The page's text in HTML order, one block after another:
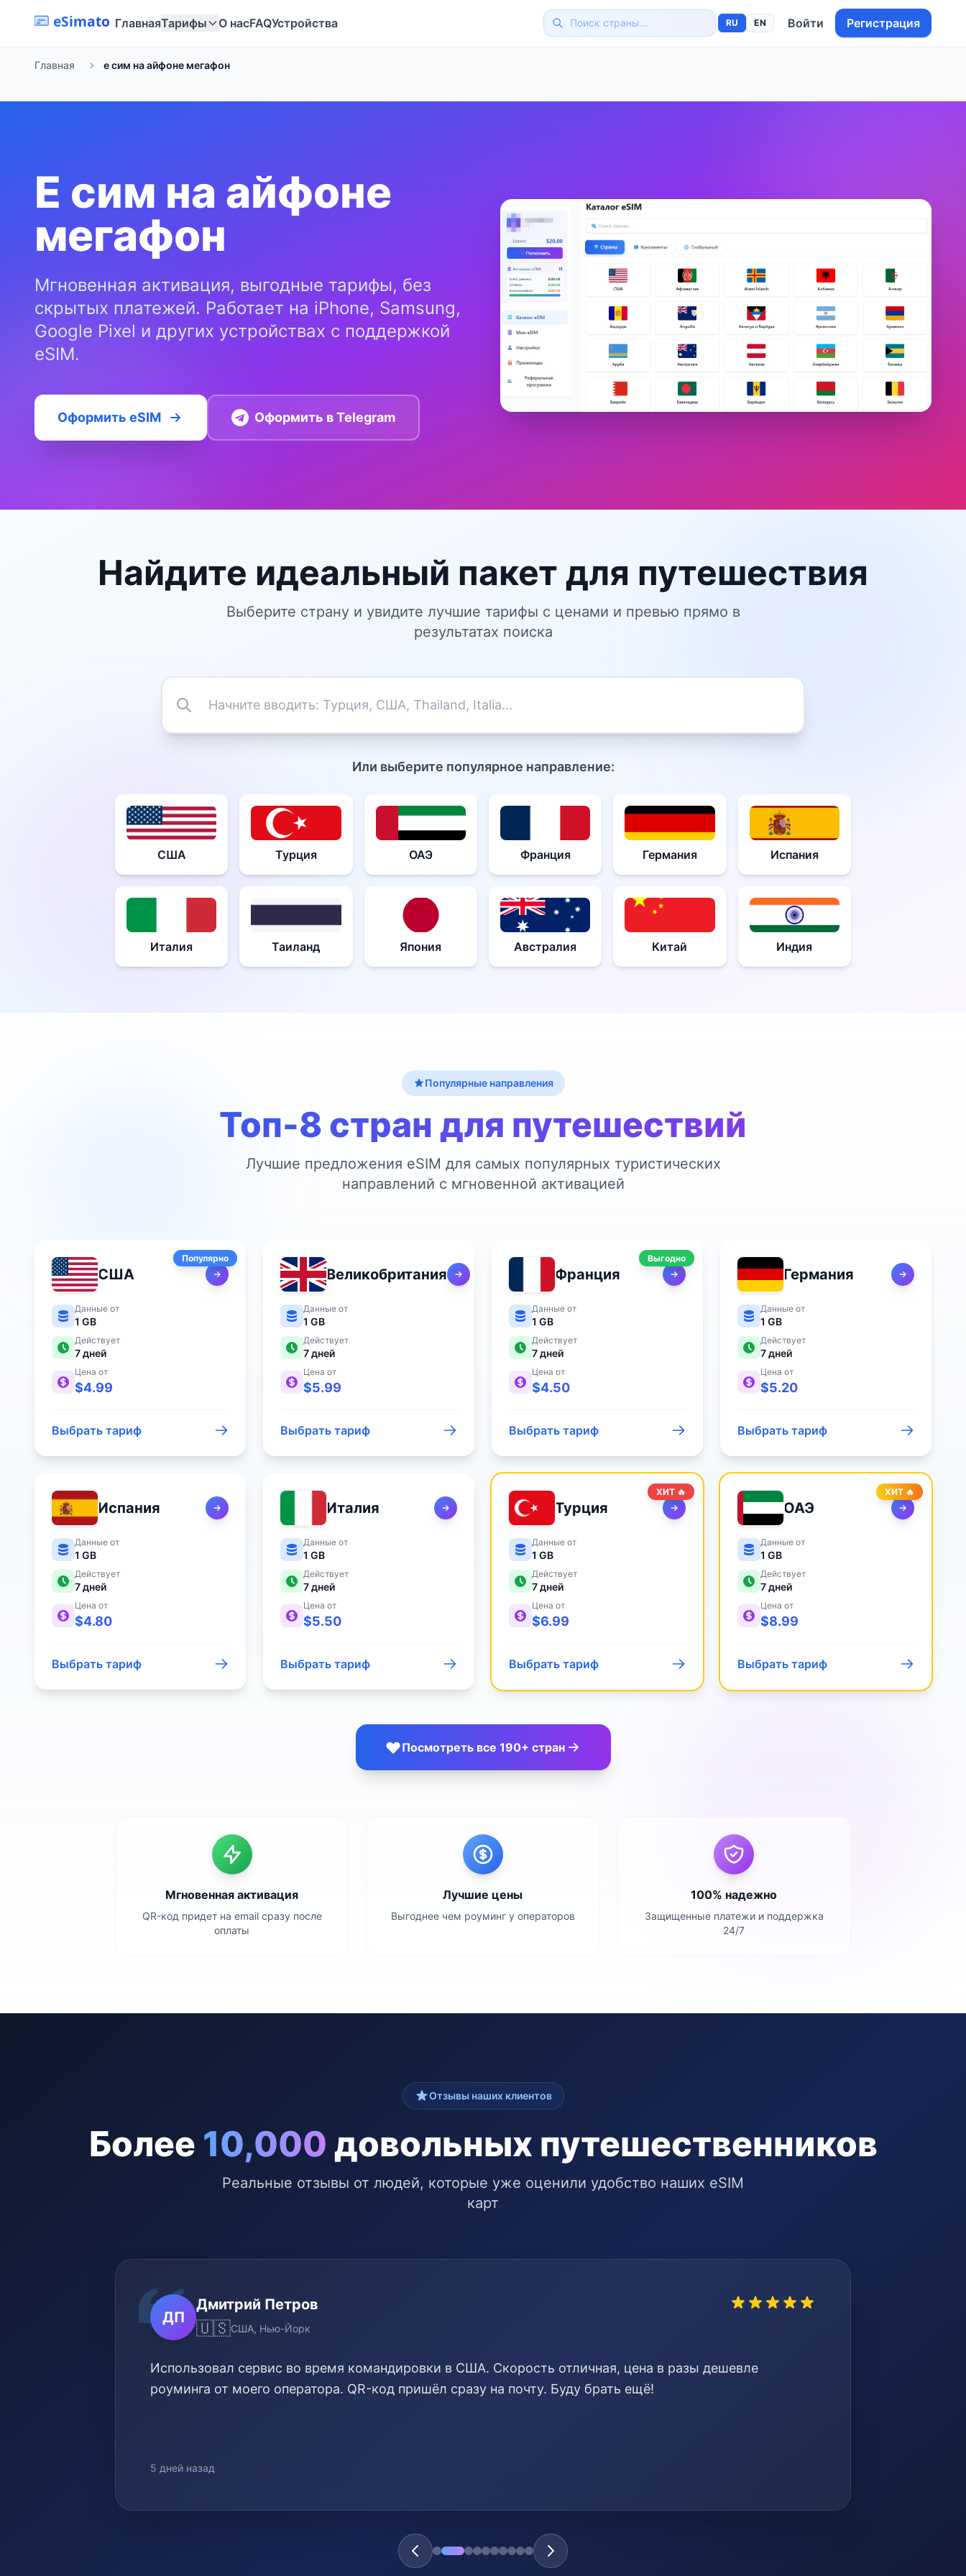
eSimato ГлавнаяТарифы О насFAQУстройства RU EN Войти Регистрация
Главная е сим на айфоне мегафон
Е сим на айфоне
мегафон
Мгновенная активация, выгодные тарифы, без
скрытых платежей. Работает на iPhone, Samsung,
Google Pixel и других устройствах с поддержкой
eSIM.
Оформить eSIM Оформить в Telegram
Найдите идеальный пакет для путешествия
Выберите страну и увидите лучшие тарифы с ценами и превью прямо в
результатах поиска
Или выберите популярное направление:
США Турция ОАЭ Франция Германия Испания
Италия Таиланд Япония Австралия Китай Индия
Популярные направления
Топ-8 стран для путешествий
Лучшие предложения eSIM для самых популярных туристических
направлений с мгновенной активацией
Популярно
США
Данные от
1 GB
Действует
7дней
Цена от
$4.99
Выбрать тариф
Великобритания
Данные от
1 GB
Действует
7дней
Цена от
$5.99
Выбрать тариф
Выгодно
Франция
Данные от
1 GB
Действует
7дней
Цена от
$4.50
Выбрать тариф
Германия
Данные от
1 GB
Действует
7дней
Цена от
$5.20
Выбрать тариф
Испания
Данные от
1 GB
Действует
7дней
Цена от
$4.80
Выбрать тариф
Италия
Данные от
1 GB
Действует
7дней
Цена от
$5.50
Выбрать тариф
ХИТ 🔥
Турция
Данные от
1 GB
Действует
7дней
Цена от
$6.99
Выбрать тариф
ХИТ 🔥
ОАЭ
Данные от
1 GB
Действует
7дней
Цена от
$8.99
Выбрать тариф
Посмотреть все 190+ стран
Мгновенная активация
QR-код придет на email сразу после
оплаты
Лучшие цены
Выгоднее чем роуминг у операторов
100% надежно
Защищенные платежи и поддержка
24/7
Отзывы наших клиентов
Более 10,000 довольных путешественников
Реальные отзывы от людей, которые уже оценили удобство наших eSIM
карт
ДП
Дмитрий Петров
🇺🇸США, Нью-Йорк
Использовал сервис во время командировки в США. Скорость отличная, цена в разы дешевле
роуминга от моего оператора. QR-код пришёл сразу на почту. Буду брать ещё!
5 дней назад